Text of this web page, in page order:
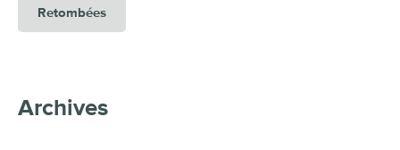
Retombées
Archives